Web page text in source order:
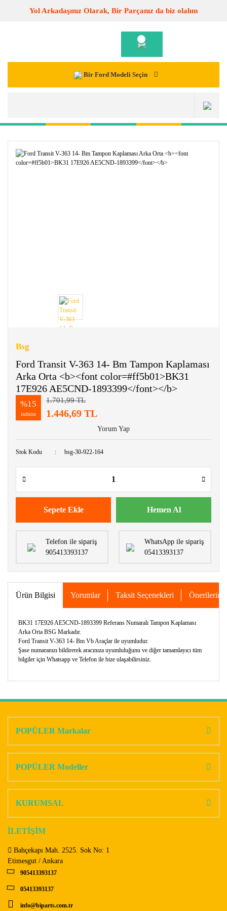
Yol Arkadaşınız Olarak, Bir Parçanız da biz olalım
Bir Ford Modeli Seçin
Bsg
Ford Transit V-363 14- Bm Tampon Kaplaması
Arka Orta <b><font color=#ff5b01>BK31
17E926 AE5CND-1893399</font></b>
%15
indirim
1.701,99 TL
1.446,69 TL
Yorum Yap
Stok Kodu bsg-30-922-164
Sepete Ekle Hemen Al
Telefon ile sipariş
905413393137
WhatsApp ile sipariş
05413393137
Ürün Bilgisi Yorumlar Taksit Seçenekleri Önerileriniz
BK31 17E926 AE5CND-1893399 Referans Numaralı Tampon Kaplaması
Arka Orta BSG Markadır.
Ford Transit V-363 14- Bm Vb Araçlar ile uyumludur.
Şase numaranızı bildirerek aracınıza uyumluluğunu ve diğer tamamlayıcı tüm
bilgiler için Whatsapp ve Telefon ile bize ulaşabilirsiniz.
Ürün açıklamasında eksik bilgiler bulunuyor.
Bu ürüne benzer farklı alternatifler olmalı.
POPÜLER Markalar
POPÜLER Modeller
KURUMSAL
İLETİŞİM
Bahçekapı Mah. 2525. Sok No: 1
Etimesgut / Ankara
905413393137
05413393137
info@biparts.com.tr